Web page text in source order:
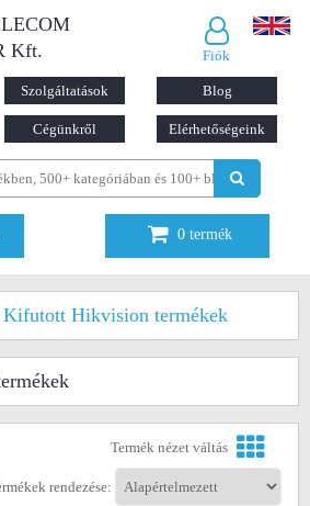
Kft.
Fiók
Szolgáltatások Blog
Cégünkről Elérhetőségeink
0 termék
Kifutott Hikvision termékek
Termék nézet váltás
rendezése: